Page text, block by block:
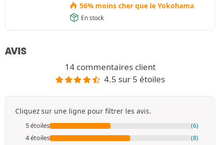
56% moins cher que le Yokohama
En stock
AVIS
14 commentaires client
4.5 sur 5 étoiles
Cliquez sur une ligne pour filtrer les avis.
5 étoiles (6)
4 étoiles (8)